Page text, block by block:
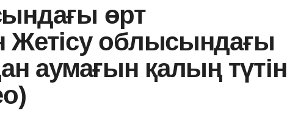
өрт
Жетісу облысындағы
аумағын қалың түтін